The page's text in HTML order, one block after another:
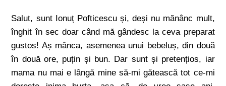
Salut, sunt Ionuț Pofticescu și, deși nu mănânc mult,
înghit în sec doar când mă gândesc la ceva preparat
gustos! Aș mânca, asemenea unui bebeluș, din două
în două ore, puțin și bun. Dar sunt și pretențios, iar
mama nu mai e lângă mine să-mi gătească tot ce-mi